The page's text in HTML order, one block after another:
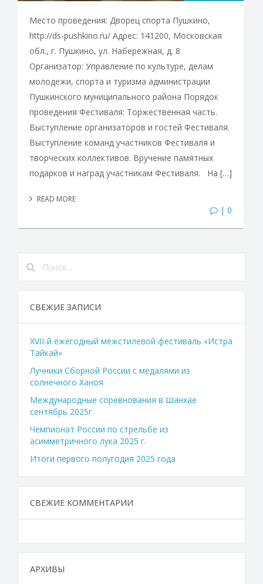
Место проведения: Дворец спорта Пушкино,
http://ds-pushkino.ru/ Адрес: 141200, Московская
обл., г. Пушкино, ул. Набережная, д. 8
Организатор: Управление по культуре, делам
молодежи, спорта и туризма администрации
Пушкинского муниципального района Порядок
проведения Фестиваля: Торжественная часть.
Выступление организаторов и гостей Фестиваля.
Выступление команд участников Фестиваля и
творческих коллективов. Вручение памятных
подарков и наград участникам Фестиваля. На […]
READ MORE
| 0
СВЕЖИЕ ЗАПИСИ
XVII-й ежегодный межстилевой фестиваль «Истра
Тайкай»
Лучники Сборной России с медалями из
солнечного Ханоя
Международные соревнования в Шанхае
сентябрь 2025г
Чемпионат России по стрельбе из
асимметричного лука 2025 г.
Итоги первого полугодия 2025 года
СВЕЖИЕ КОММЕНТАРИИ
АРХИВЫ